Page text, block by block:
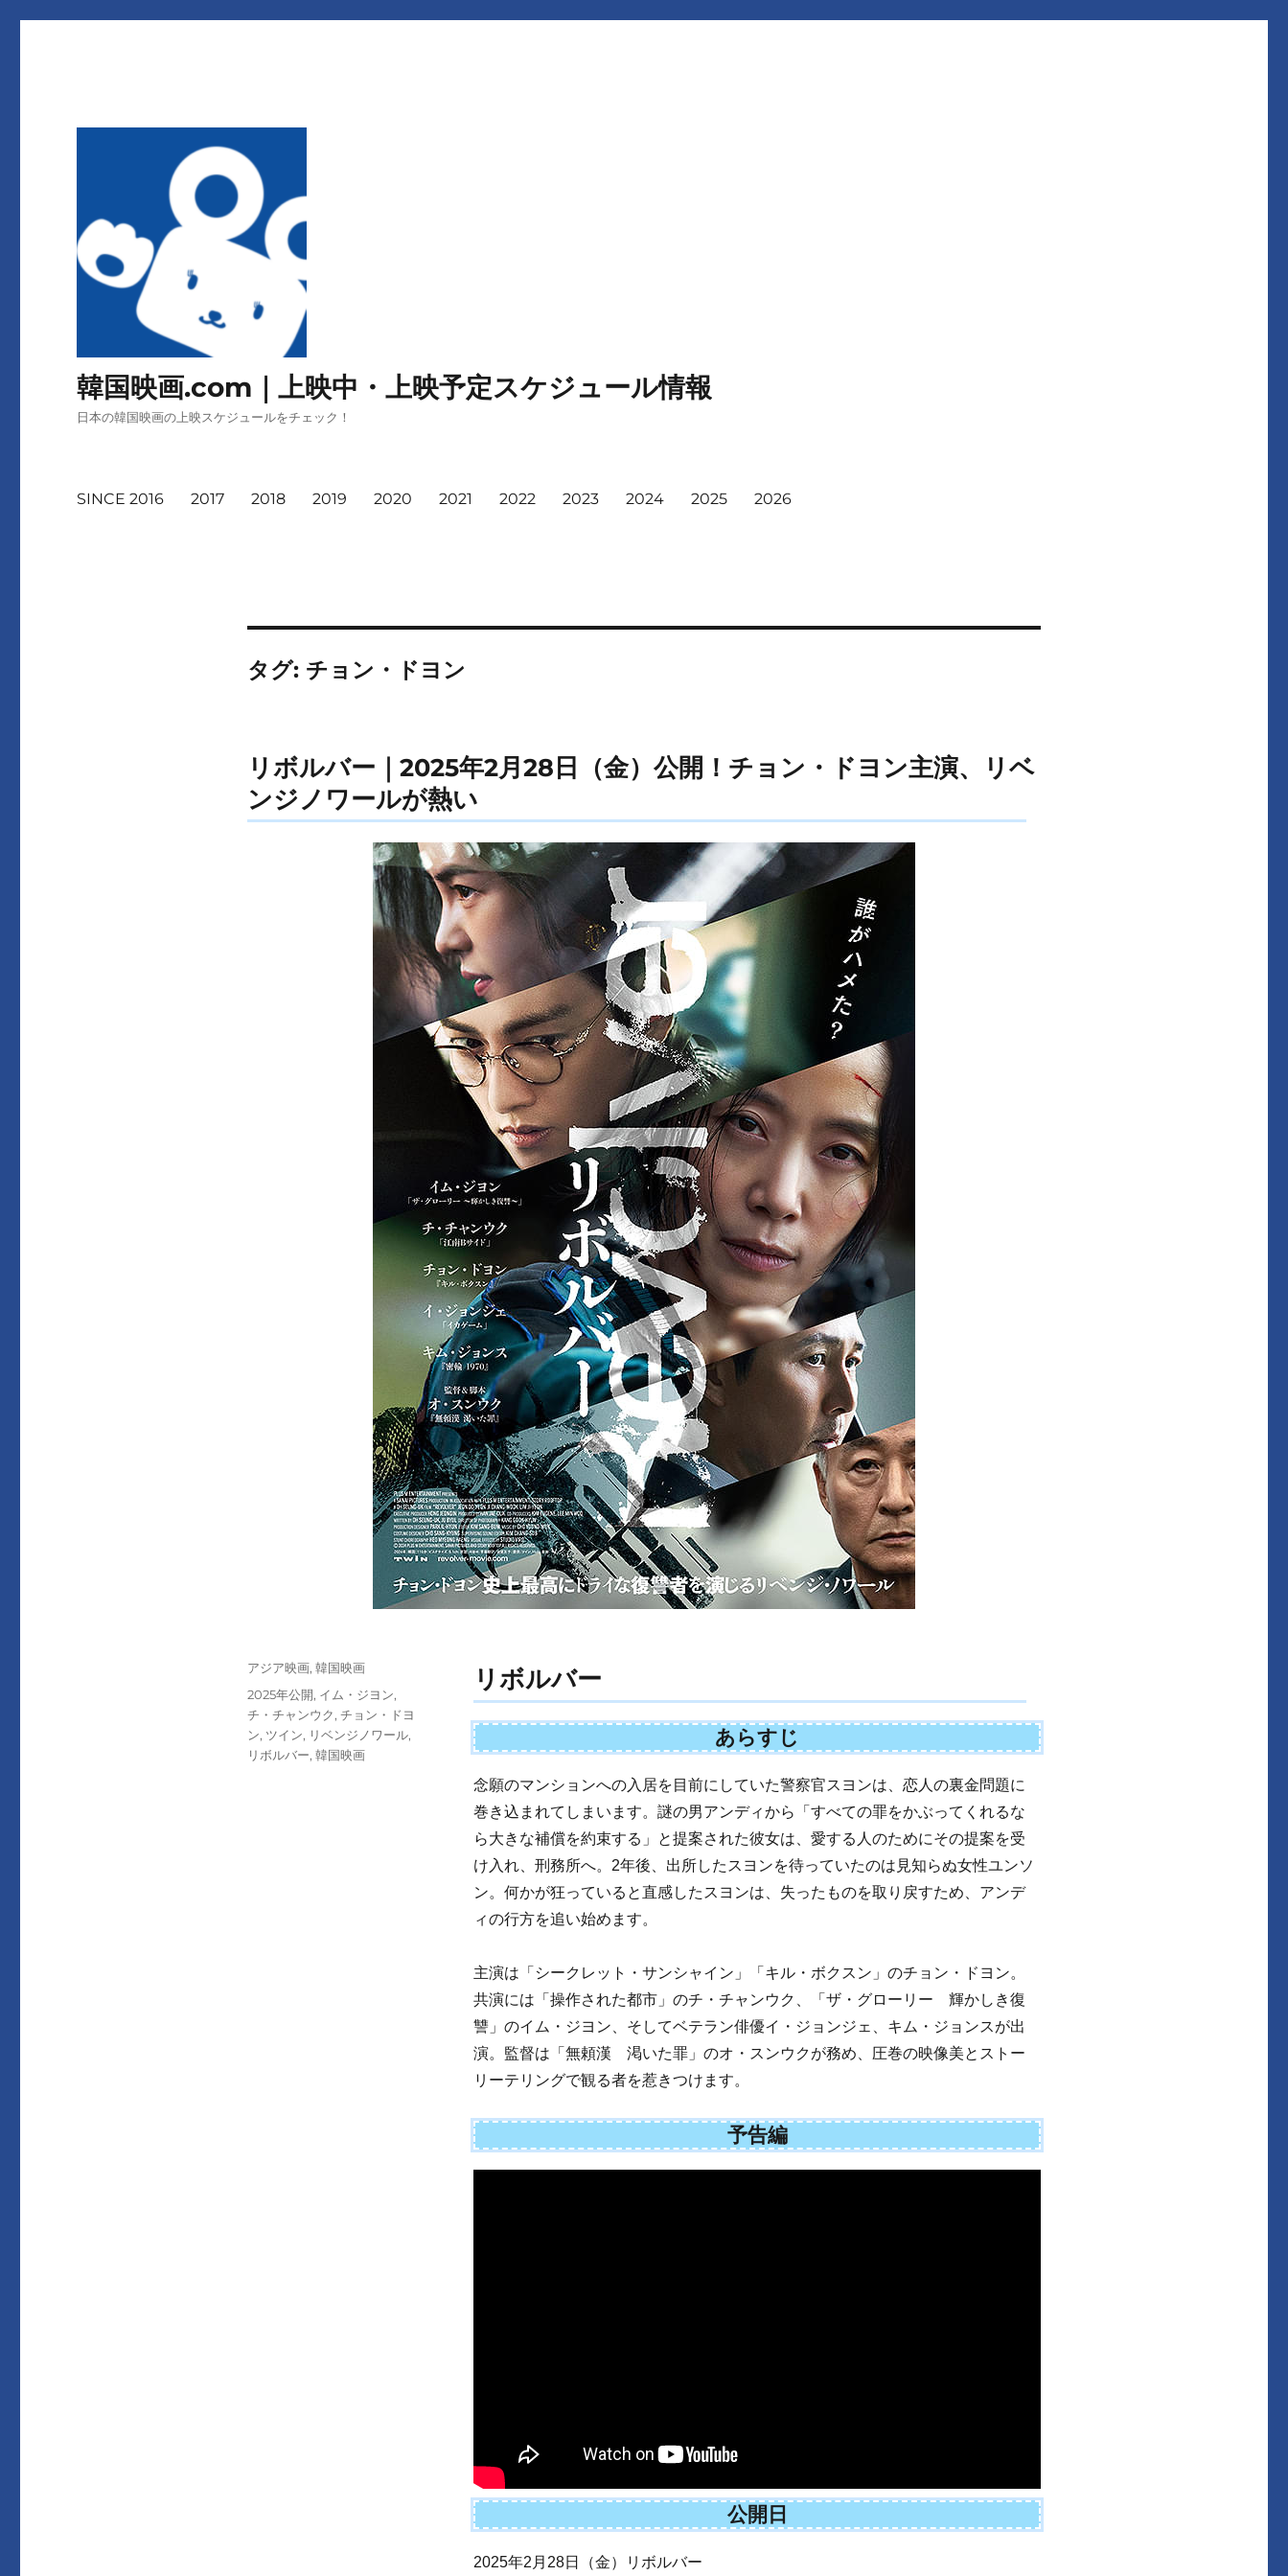
韓国映画.com｜上映中・上映予定スケジュール情報
日本の韓国映画の上映スケジュールをチェック！
SINCE 2016 2017 2018 2019 2020 2021 2022 2023 2024 2025 2026
タグ: チョン・ドヨン
リボルバー｜2025年2月28日（金）公開！チョン・ドヨン主演、リベ
ンジノワールが熱い
リボルバー
あらすじ
念願のマンションへの入居を目前にしていた警察官スヨンは、恋人の裏金問題に
巻き込まれてしまいます。謎の男アンディから「すべての罪をかぶってくれるな
ら大きな補償を約束する」と提案された彼女は、愛する人のためにその提案を受
け入れ、刑務所へ。2年後、出所したスヨンを待っていたのは見知らぬ女性ユンソ
ン。何かが狂っていると直感したスヨンは、失ったものを取り戻すため、アンデ
ィの行方を追い始めます。
主演は「シークレット・サンシャイン」「キル・ボクスン」のチョン・ドヨン。
共演には「操作された都市」のチ・チャンウク、「ザ・グローリー 輝かしき復
讐」のイム・ジヨン、そしてベテラン俳優イ・ジョンジェ、キム・ジョンスが出
演。監督は「無頼漢 渇いた罪」のオ・スンウクが務め、圧巻の映像美とストー
リーテリングで観る者を惹きつけます。
予告編
公開日
2025年2月28日（金）リボルバー
日:
カ
ー
アジア映画, 韓国映画
タ
グ
2025年公開, イム・ジヨン,
チ・チャンウク, チョン・ドヨ
ン, ツイン, リベンジノワール,
リボルバー, 韓国映画